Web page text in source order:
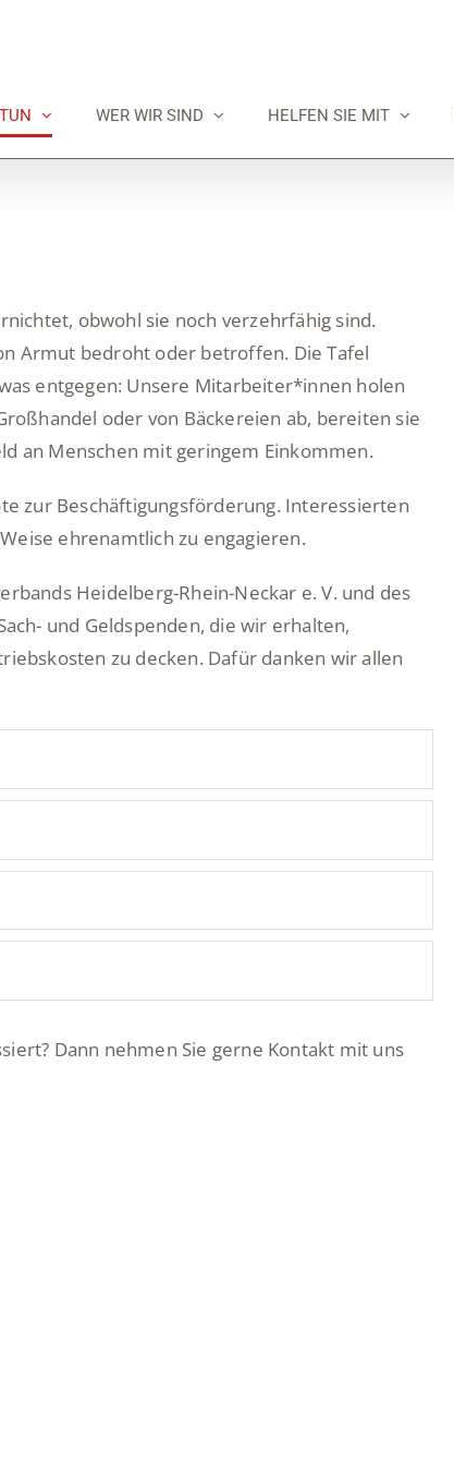
WER WIR SIND HELFEN SIE MIT
obwohl sie noch verzehrfähig sind.
Armut bedroht oder betroffen. Die Tafel
entgegen: Unsere Mitarbeiter*innen holen
oder von Bäckereien ab, bereiten sie
an Menschen mit geringem Einkommen.
zur Beschäftigungsförderung. Interessierten
ehrenamtlich zu engagieren.
Heidelberg-Rhein-Neckar e. V. und des
und Geldspenden, die wir erhalten,
zu decken. Dafür danken wir allen
Dann nehmen Sie gerne Kontakt mit uns